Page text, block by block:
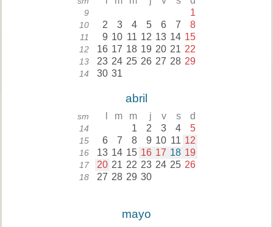
9 1
10 2 3 4 5 6 7 8
11 9 10 11 12 13 14 15
12 16 17 18 19 20 21 22
13 23 24 25 26 27 28 29
14 30 31
abril
sm m m j v s d
14 1 2 3 4 5
15 6 7 8 9 10 11 12
16 13 14 15 16 17 18 19
17 20 21 22 23 24 25 26
18 27 28 29 30
mayo